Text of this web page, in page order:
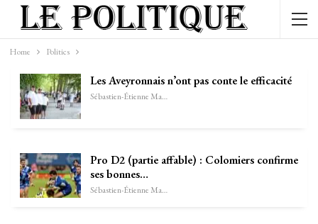
Home Politics
Les Aveyronnais n’ont pas conte le efficacité
Sébastien-Étienne Marechal
Pro D2 (partie affable) : Colomiers confirme
ses bonnes…
Sébastien-Étienne Marechal